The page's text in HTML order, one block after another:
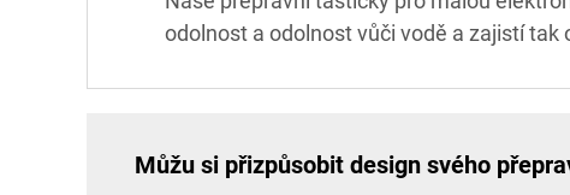
odolnost a odolnost vůči vodě a zajistí
Můžu si přizpůsobit design svého